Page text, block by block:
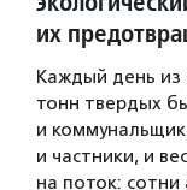
их
Каждый день из
тонн твердых
и
и частники, и
на поток: